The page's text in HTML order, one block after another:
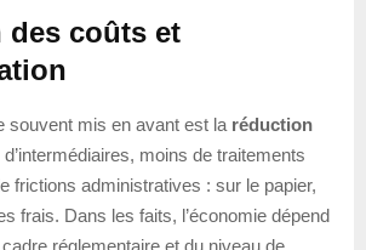
des coûts et
souvent mis en avant est la réduction
moins de traitements
frictions administratives : sur le papier,
frais. Dans les faits, l’économie dépend
réglementaire et du niveau de